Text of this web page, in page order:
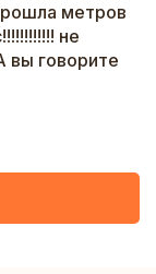
метров
не
вы говорите